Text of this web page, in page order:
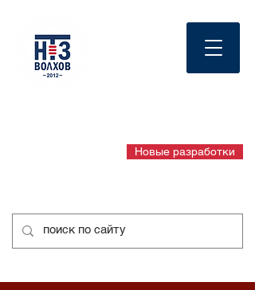
Новые разработки